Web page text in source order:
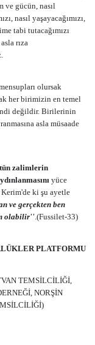
ve gücün, nasıl
nasıl yaşayacağımızı,
tabi tutacağımızı
rıza
olursak
her birimizin en temel
değildir. Birilerinin
asla müsaade
zalimlerin
yüce
ki şu ayetle
ve gerçekten ben
olabilir'' .(Fussilet-33)
PLATFORMU
TEMSİLCİLİĞİ,
NORŞİN